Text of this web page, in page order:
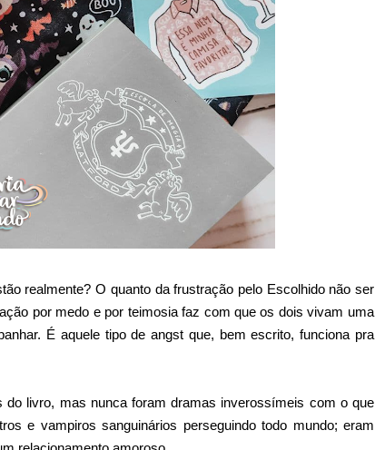
realmente? O quanto da frustração pelo Escolhido não ser
por medo e por teimosia faz com que os dois vivam uma
É aquele tipo de angst que, bem escrito, funciona pra
livro, mas nunca foram dramas inverossímeis com o que
e vampiros sanguinários perseguindo todo mundo; eram